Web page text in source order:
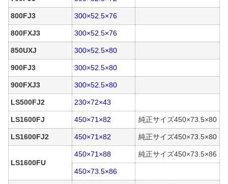
800FJ3 300×52.5×76
800FXJ3 300×52.5×76
850UXJ 300×52.5×80
900FJ3 300×52.5×80
900FXJ3 300×52.5×80
LS500FJ2 230×72×43
LS1600FJ 450×71×82 純正サイズ450×73.5×80
LS1600FJ2 450×71×82 純正サイズ450×73.5×80
LS1600FU
450×71×88 純正サイズ450×73.5×86
450×73.5×86